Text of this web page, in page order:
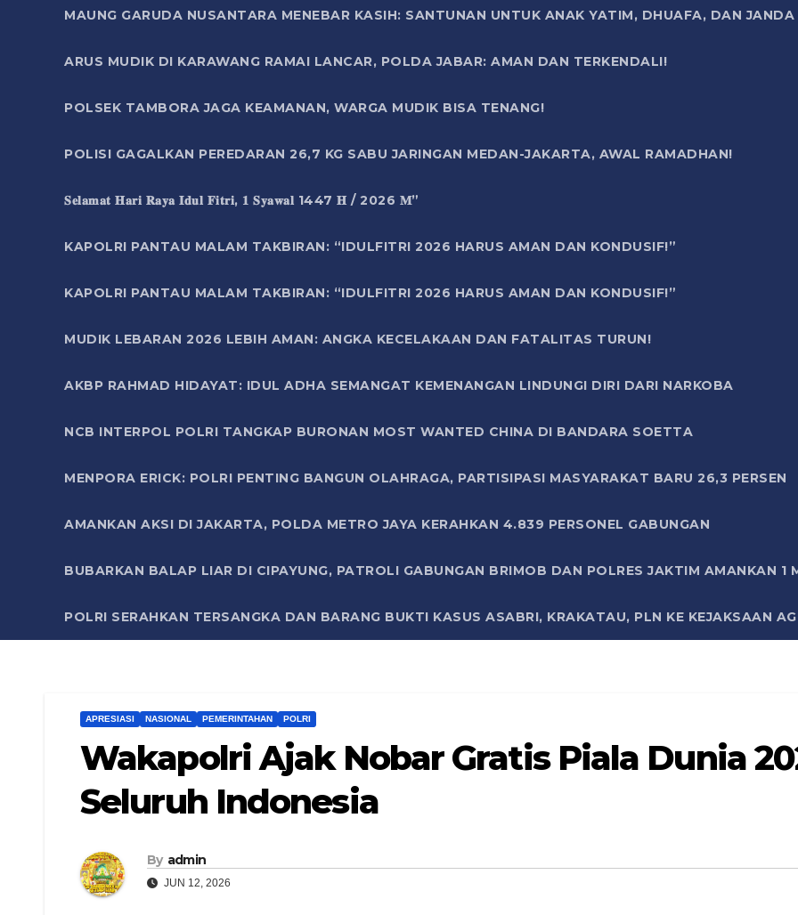
MAUNG GARUDA NUSANTARA MENEBAR KASIH: SANTUNAN UNTUK ANAK YATIM, DHUAFA, DAN
ARUS MUDIK DI KARAWANG RAMAI LANCAR, POLDA JABAR: AMAN DAN TERKENDALI!
POLSEK TAMBORA JAGA KEAMANAN, WARGA MUDIK BISA TENANG!
POLISI GAGALKAN PEREDARAN 26,7 KG SABU JARINGAN MEDAN-JAKARTA, AWAL RAMADHAN!
𝐒𝐞𝐥𝐚𝐦𝐚𝐭 𝐇𝐚𝐫𝐢 𝐑𝐚𝐲𝐚 𝐈𝐝𝐮𝐥 𝐅𝐢𝐭𝐫𝐢, 𝟏 𝐒𝐲𝐚𝐰𝐚𝐥 1447 𝐇 / 2026 𝐌”
KAPOLRI PANTAU MALAM TAKBIRAN: “IDULFITRI 2026 HARUS AMAN DAN KONDUSIF!”
KAPOLRI PANTAU MALAM TAKBIRAN: “IDULFITRI 2026 HARUS AMAN DAN KONDUSIF!”
MUDIK LEBARAN 2026 LEBIH AMAN: ANGKA KECELAKAAN DAN FATALITAS TURUN!
AKBP RAHMAD HIDAYAT: IDUL ADHA SEMANGAT KEMENANGAN LINDUNGI DIRI DARI NARKOBA
NCB INTERPOL POLRI TANGKAP BURONAN MOST WANTED CHINA DI BANDARA SOETTA
MENPORA ERICK: POLRI PENTING BANGUN OLAHRAGA, PARTISIPASI MASYARAKAT BARU 26,3 PERSEN
AMANKAN AKSI DI JAKARTA, POLDA METRO JAYA KERAHKAN 4.839 PERSONEL GABUNGAN
BUBARKAN BALAP LIAR DI CIPAYUNG, PATROLI GABUNGAN BRIMOB DAN POLRES JAKTIM AMANKAN 1
POLRI SERAHKAN TERSANGKA DAN BARANG BUKTI KASUS ASABRI, KRAKATAU, PLN KE KEJAKSAAN
APRESIASI NASIONAL PEMERINTAHAN POLRI
Wakapolri Ajak Nobar Gratis Piala Dunia
Seluruh Indonesia
By admin
JUN 12, 2026